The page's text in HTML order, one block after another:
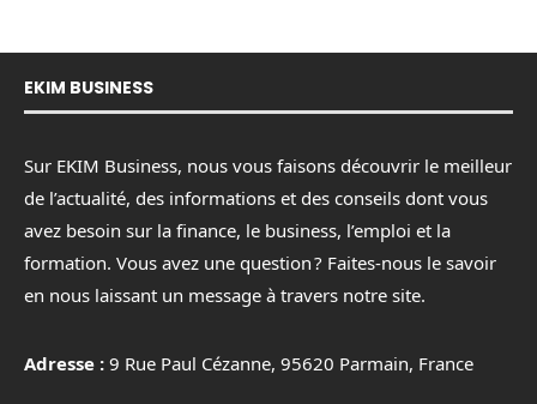
EKIM BUSINESS
Sur EKIM Business, nous vous faisons découvrir le meilleur
de l’actualité, des informations et des conseils dont vous
avez besoin sur la finance, le business, l’emploi et la
formation. Vous avez une question ? Faites-nous le savoir
en nous laissant un message à travers notre site.
Adresse : 9 Rue Paul Cézanne, 95620 Parmain, France